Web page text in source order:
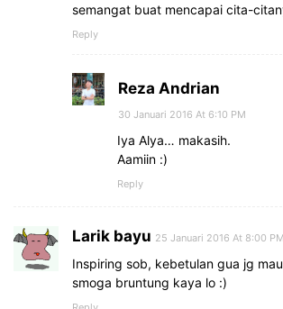
semangat buat mencapai cita-
Reply
Reza Andrian
30 Januari 2016 At 6:10 PM
Iya Alya… makasih.
Aamiin :)
Reply
Larik bayu 25 Januari 2016 At 8:00 PM
Inspiring sob, kebetulan gua jg
smoga bruntung kaya lo :)